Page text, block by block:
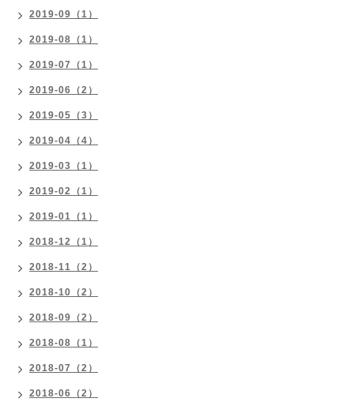
2019-09（1）
2019-08（1）
2019-07（1）
2019-06（2）
2019-05（3）
2019-04（4）
2019-03（1）
2019-02（1）
2019-01（1）
2018-12（1）
2018-11（2）
2018-10（2）
2018-09（2）
2018-08（1）
2018-07（2）
2018-06（2）